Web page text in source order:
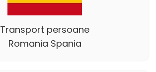
Transport persoane
Romania Spania